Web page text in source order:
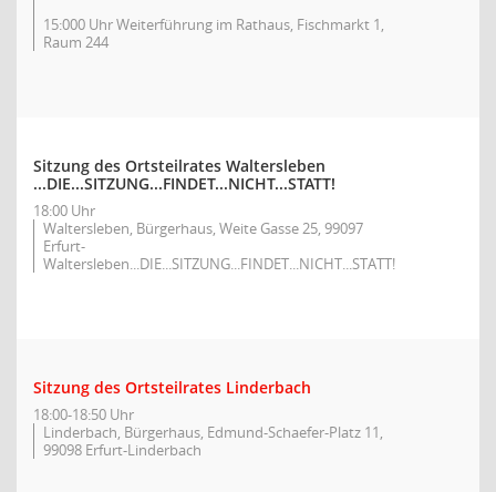
15:000 Uhr Weiterführung im Rathaus, Fischmarkt 1,
Raum 244
Sitzung des Ortsteilrates Waltersleben
...DIE...SITZUNG...FINDET...NICHT...STATT!
18:00 Uhr
Waltersleben, Bürgerhaus, Weite Gasse 25, 99097
Erfurt-
Waltersleben...DIE...SITZUNG...FINDET...NICHT...STATT!
Sitzung des Ortsteilrates Linderbach
18:00-18:50 Uhr
Linderbach, Bürgerhaus, Edmund-Schaefer-Platz 11,
99098 Erfurt-Linderbach